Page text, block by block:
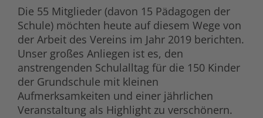
Die 55 Mitglieder (davon 15 Pädagogen der
Schule) möchten heute auf diesem Wege von
der Arbeit des Vereins im Jahr 2019 berichten.
Unser großes Anliegen ist es, den
anstrengenden Schulalltag für die 150 Kinder
der Grundschule mit kleinen
Aufmerksamkeiten und einer jährlichen
Veranstaltung als Highlight zu verschönern.